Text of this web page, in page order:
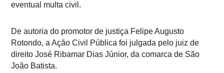
eventual multa civil.
De autoria do promotor de justiça Felipe Augusto
Rotondo, a Ação Civil Pública foi julgada pelo juiz de
direito José Ribamar Dias Júnior, da comarca de São
João Batista.